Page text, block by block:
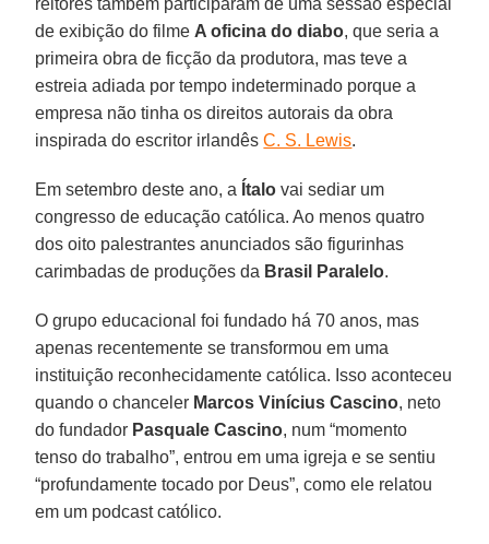
reitores também participaram de uma sessão especial
de exibição do filme A oficina do diabo, que seria a
primeira obra de ficção da produtora, mas teve a
estreia adiada por tempo indeterminado porque a
empresa não tinha os direitos autorais da obra
inspirada do escritor irlandêsC. S. Lewis.
Em setembro deste ano, a Ítalo vai sediar um
congresso de educação católica. Ao menos quatro
dos oito palestrantes anunciados são figurinhas
carimbadas de produções da Brasil Paralelo.
O grupo educacional foi fundado há 70 anos, mas
apenas recentemente se transformou em uma
instituição reconhecidamente católica. Isso aconteceu
quando o chanceler Marcos Vinícius Cascino, neto
do fundador Pasquale Cascino, num “momento
tenso do trabalho”, entrou em uma igreja e se sentiu
“profundamente tocado por Deus”, como ele relatou
em um podcast católico.